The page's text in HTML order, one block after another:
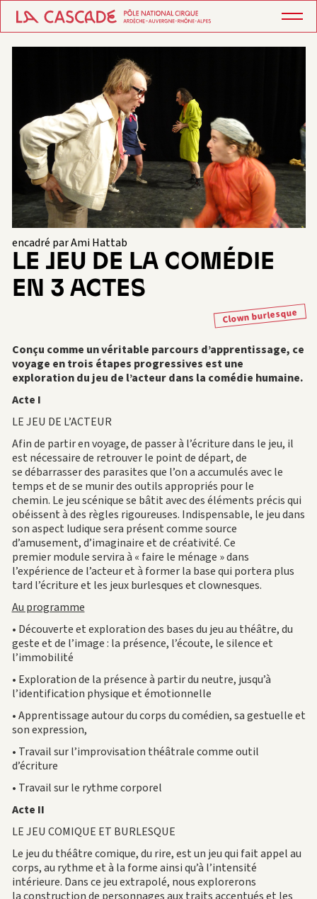
encadré par Ami Hattab
LE JEU DE LA COMÉDIE
EN 3 ACTES
Clown burlesque
Conçu comme un véritable parcours d’apprentissage, ce
voyage en trois étapes progressives est une
exploration du jeu de l’acteur dans la comédie humaine.
Acte I
LE JEU DE L’ACTEUR
Afin de partir en voyage, de passer à l’écriture dans le jeu, il
est nécessaire de retrouver le point de départ, de
se débarrasser des parasites que l’on a accumulés avec le
temps et de se munir des outils appropriés pour le
chemin. Le jeu scénique se bâtit avec des éléments précis qui
obéissent à des règles rigoureuses. Indispensable, le jeu dans
son aspect ludique sera présent comme source
d’amusement, d’imaginaire et de créativité. Ce
premier module servira à « faire le ménage » dans
l’expérience de l’acteur et à former la base qui portera plus
tard l’écriture et les jeux burlesques et clownesques.
Au programme
• Découverte et exploration des bases du jeu au théâtre, du
geste et de l’image : la présence, l’écoute, le silence et
l’immobilité
• Exploration de la présence à partir du neutre, jusqu’à
l’identification physique et émotionnelle
• Apprentissage autour du corps du comédien, sa gestuelle et
son expression,
• Travail sur l’improvisation théâtrale comme outil
d’écriture
• Travail sur le rythme corporel
Acte II
LE JEU COMIQUE ET BURLESQUE
Le jeu du théâtre comique, du rire, est un jeu qui fait appel au
corps, au rythme et à la forme ainsi qu’à l’intensité
intérieure. Dans ce jeu extrapolé, nous explorerons